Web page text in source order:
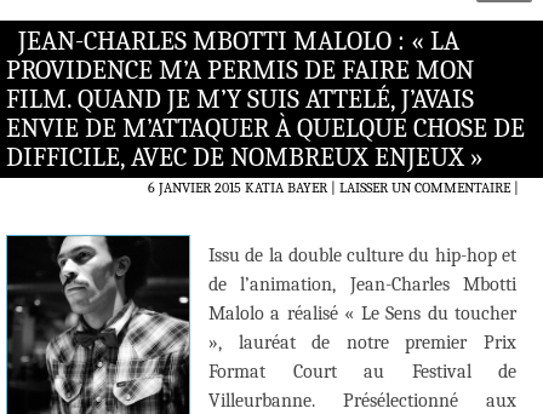
JEAN-CHARLES MBOTTI MALOLO : « LA
PROVIDENCE M’A PERMIS DE FAIRE MON
FILM. QUAND JE M’Y SUIS ATTELÉ, J’AVAIS
ENVIE DE M’ATTAQUER À QUELQUE CHOSE DE
DIFFICILE, AVEC DE NOMBREUX ENJEUX »
6 JANVIER 2015 KATIA BAYER LAISSER UN COMMENTAIRE|
Issu de la double culture du hip-hop et
de l’animation, Jean-Charles Mbotti
Malolo a réalisé « Le Sens du toucher
», lauréat de notre premier Prix
Format Court au Festival de
Villeurbanne. Présélectionné aux